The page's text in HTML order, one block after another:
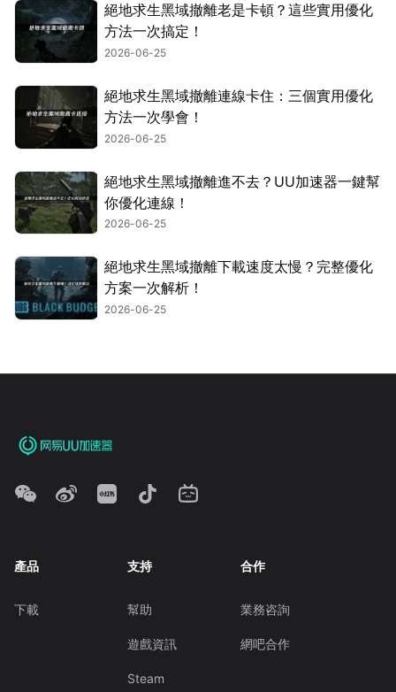
絕地求生黑域撤離老是卡頓？這些實用優化
方法一次搞定！
2026-06-25
絕地求生黑域撤離連線卡住：三個實用優化
方法一次學會！
2026-06-25
絕地求生黑域撤離進不去？UU加速器一鍵幫
你優化連線！
2026-06-25
絕地求生黑域撤離下載速度太慢？完整優化
方案一次解析！
2026-06-25
產品
下載
支持
幫助
遊戲資訊
Steam
合作
業務咨詢
網吧合作